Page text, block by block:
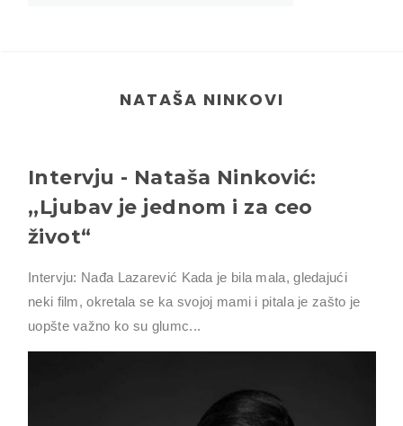
NATAŠA NINKOVI
Intervju - Nataša Ninković:
,,Ljubav je jednom i za ceo
život“
Intervju: Nađa Lazarević Kada je bila mala, gledajući
neki film, okretala se ka svojoj mami i pitala je zašto je
uopšte važno ko su glumc...